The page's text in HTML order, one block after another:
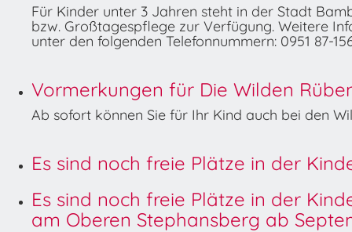
Für Kinder unter 3 Jahren steht in der Stadt
bzw. Großtagespflege zur Verfügung. Weitere
unter den folgenden Telefonnummern: 0951 87-
Vormerkungen für Die Wilden
Ab sofort können Sie für Ihr Kind auch bei den
Es sind noch freie Plätze in der
Es sind noch freie Plätze in der
am Oberen Stephansberg ab